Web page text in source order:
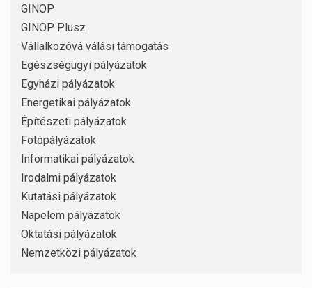
GINOP
GINOP Plusz
Vállalkozóvá válási támogatás
Egészségügyi pályázatok
Egyházi pályázatok
Energetikai pályázatok
Építészeti pályázatok
Fotópályázatok
Informatikai pályázatok
Irodalmi pályázatok
Kutatási pályázatok
Napelem pályázatok
Oktatási pályázatok
Nemzetközi pályázatok